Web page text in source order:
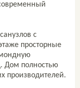
с
просторные
Дом полностью
производителей.